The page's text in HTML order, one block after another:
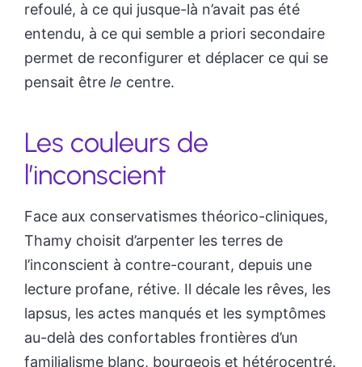
refoulé, à ce qui jusque-là n’avait pas été
entendu, à ce qui semble a priori secondaire
permet de reconfigurer et déplacer ce qui se
pensait être le centre.
Les couleurs de
l’inconscient
Face aux conservatismes théorico-cliniques,
Thamy choisit d’arpenter les terres de
l’inconscient à contre-courant, depuis une
lecture profane, rétive. Il décale les rêves, les
lapsus, les actes manqués et les symptômes
au-delà des confortables frontières d’un
familialisme blanc, bourgeois et hétérocentré.